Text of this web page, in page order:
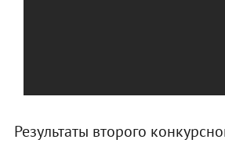
Результаты второго